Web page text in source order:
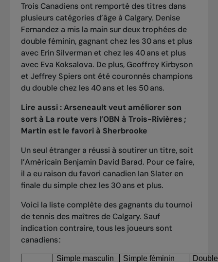
Trois Canadiens ont remporté des titres dans
plusieurs catégories d’âge à Calgary. Denise
Fernandez a mis la main sur deux trophées de
double féminin, gagnant chez les 30 ans et plus
avec Erin Silverman et chez les 40 ans et plus
avec Eva Koksalova. De plus, Geoffrey Kirbyson
et Jeffrey Spiers ont été couronnés champions
du double chez les 40 ans et les 50 ans.
Lire aussi :Arseneault veut améliorer son
sort à La route vers l’OBN à Trois-Rivières ;
Martin est le favori à Sherbrooke
Un seul étranger a réussi à soutirer un titre, soit
l’Américain Benjamin David Barad. Pour ce faire,
il a eu raison du favori canadien Ian Slater en
finale du simple chez les 30 ans et plus.
Voici la liste complète des gagnants du tournoi
de tennis des maîtres de Calgary. Sauf
indication contraire, tous les joueurs sont
canadiens :
Simple masculin Simple féminin Double